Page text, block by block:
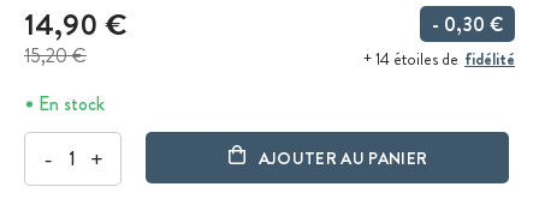
14,90 €
15,20 €
- 0,30 €
+ 14 étoiles de fidélité
En stock
- + AJOUTER AU PANIER